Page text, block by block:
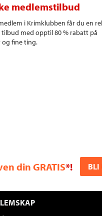
medlemstilbud
i Krimklubben får du en
tilbud med opptil 80 % rabatt på
og fine ting.
din GRATIS*! BLI